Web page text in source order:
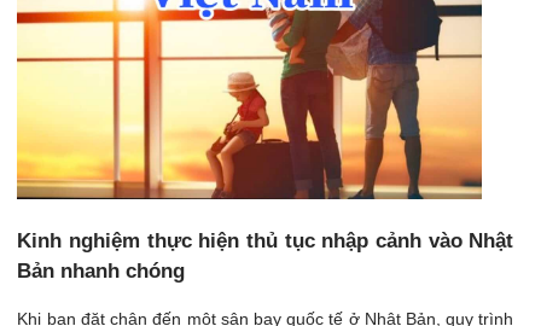
Kinh nghiệm thực hiện thủ tục nhập cảnh vào Nhật
Bản nhanh chóng
Khi bạn đặt chân đến một sân bay quốc tế ở Nhật Bản, quy trình